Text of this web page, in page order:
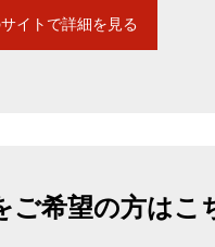
イトで詳細を見る
ご希望の方はこ